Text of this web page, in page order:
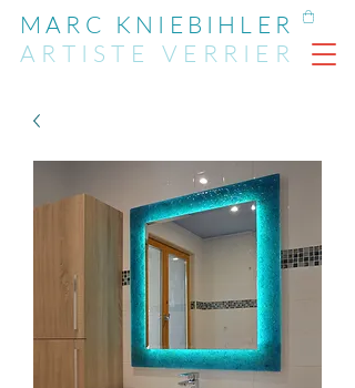
MARC KNIEBIHLER
ARTIST EVERRIER